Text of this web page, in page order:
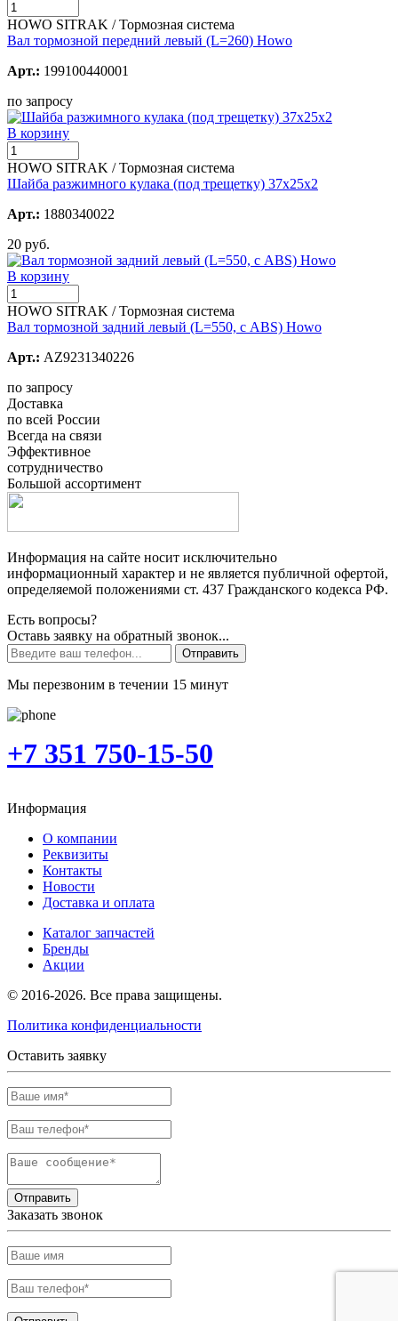
HOWO SITRAK / Тормозная система
Вал тормозной передний левый (L=260) Howo
Арт.: 199100440001
по запросу
В корзину
HOWO SITRAK / Тормозная система
Шайба разжимного кулака (под трещетку) 37х25х2
Арт.: 1880340022
20 руб.
В корзину
HOWO SITRAK / Тормозная система
Вал тормозной задний левый (L=550, с ABS) Howo
Арт.: AZ9231340226
по запросу
Доставка
по всей России
Всегда на связи
Эффективное
сотрудничество
Большой ассортимент
Информация на сайте носит исключительно
информационный характер и не является публичной офертой,
определяемой положениями ст. 437 Гражданского кодекса РФ.
Есть вопросы?
Оставь заявку на обратный звонок...
Отправить
Мы перезвоним в течении 15 минут
+7 351 750-15-50
Информация
О компании
Реквизиты
Контакты
Новости
Доставка и оплата
Каталог запчастей
Бренды
Акции
© 2016-2026. Все права защищены.
Политика конфиденциальности
Оставить заявку
Отправить
Заказать звонок